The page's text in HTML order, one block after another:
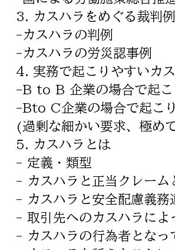
3. カスハラをめぐる裁判
-カスハラの判例
-カスハラの労災認事例
4. 実務で起こりやすいカ
-B to B 企業の場合で起こ
-Bto C企業の場合で起こ
(過剰な細かい要求、極め
5. カスハラとは
- 定義・類型
- カスハラと正当クレーム
- カスハラと安全配慮義務
- 取引先へのカスハラによ
- カスハラの行為者となっ